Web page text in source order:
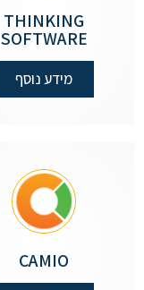
THINKING
SOFTWARE
מידע נוסף
CAMIO